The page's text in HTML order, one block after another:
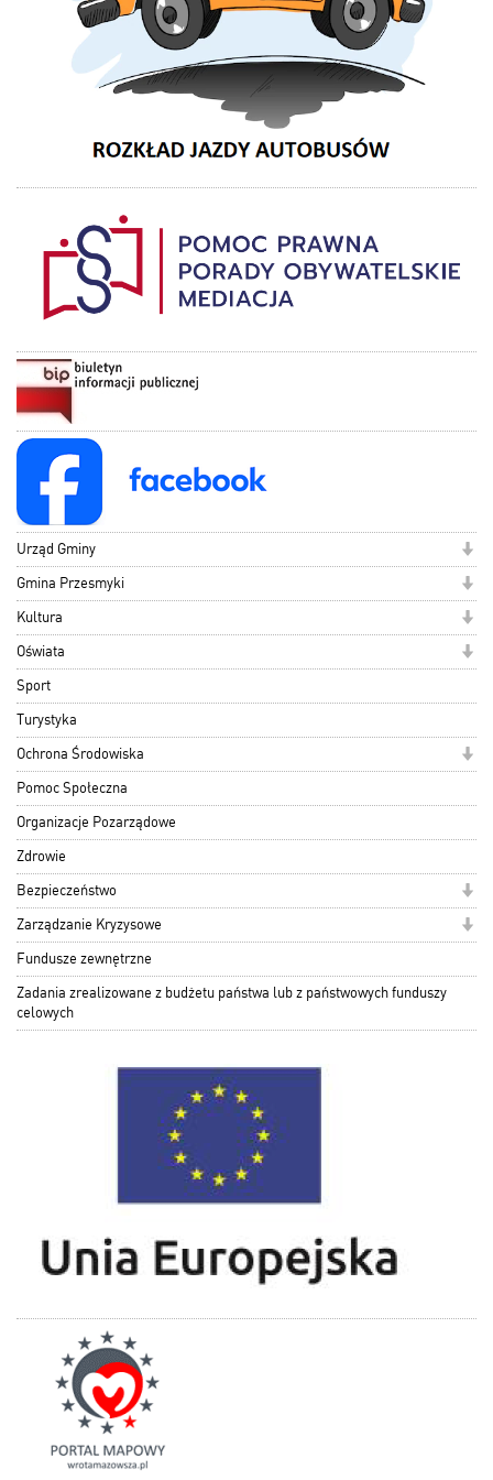
Urząd Gminy
Gmina Przesmyki
Kultura
Oświata
Sport
Turystyka
Ochrona Środowiska
Pomoc Społeczna
Organizacje Pozarządowe
Zdrowie
Bezpieczeństwo
Zarządzanie Kryzysowe
Fundusze zewnętrzne
Zadania zrealizowane z budżetu państwa lub z państwowych funduszy
celowych